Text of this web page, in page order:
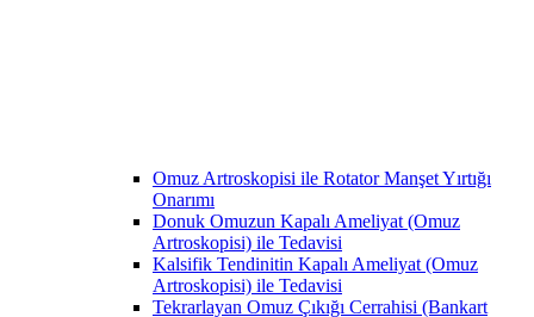
Omuz Artroskopisi ile Rotator Manşet Yırtığı
Onarımı
Donuk Omuzun Kapalı Ameliyat (Omuz
Artroskopisi) ile Tedavisi
Kalsifik Tendinitin Kapalı Ameliyat (Omuz
Artroskopisi) ile Tedavisi
Tekrarlayan Omuz Çıkığı Cerrahisi (Bankart